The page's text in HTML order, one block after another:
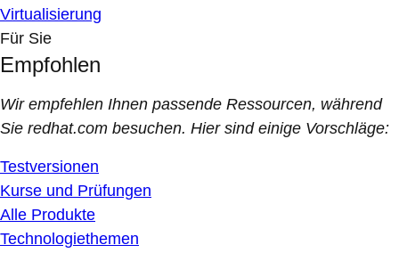
Virtualisierung
Für Sie
Empfohlen
Wir empfehlen Ihnen passende Ressourcen, während
Sie redhat.com besuchen. Hier sind einige Vorschläge:
Testversionen
Kurse und Prüfungen
Alle Produkte
Technologiethemen